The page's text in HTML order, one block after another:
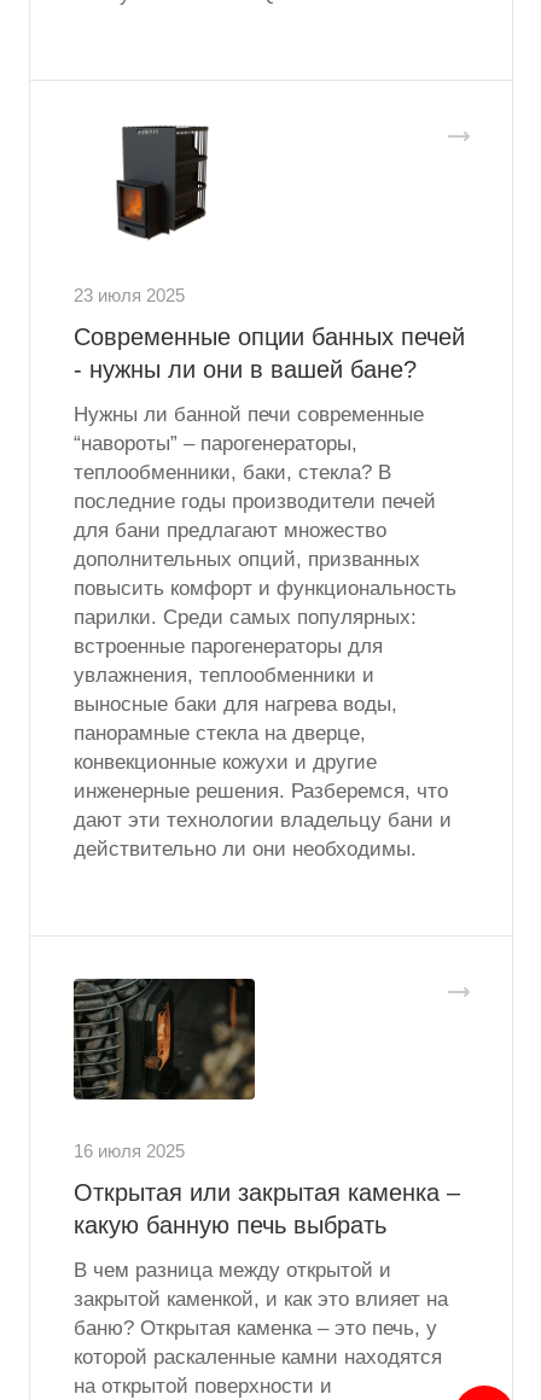
23 июля 2025
Современные опции банных печей
- нужны ли они в вашей бане?
Нужны ли банной печи современные
“навороты” – парогенераторы,
теплообменники, баки, стекла? В
последние годы производители печей
для бани предлагают множество
дополнительных опций, призванных
повысить комфорт и функциональность
парилки. Среди самых популярных:
встроенные парогенераторы для
увлажнения, теплообменники и
выносные баки для нагрева воды,
панорамные стекла на дверце,
конвекционные кожухи и другие
инженерные решения. Разберемся, что
дают эти технологии владельцу бани и
действительно ли они необходимы.
16 июля 2025
Открытая или закрытая каменка –
какую банную печь выбрать
В чем разница между открытой и
закрытой каменкой, и как это влияет на
баню? Открытая каменка – это печь, у
которой раскаленные камни находятся
на открытой поверхности и